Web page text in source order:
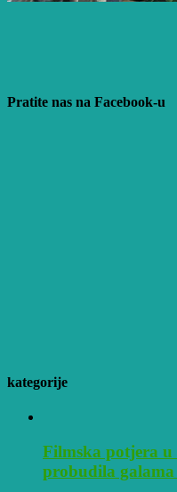
Pratite nas na Facebook-u
kategorije
Filmska potjera
probudila